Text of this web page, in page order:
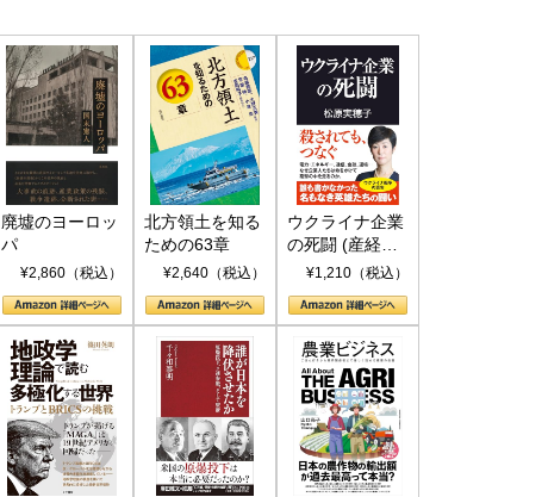
廃墟のヨーロッ
パ
¥2,860（税込）
北方領土を知る
ための63章
¥2,640（税込）
ウクライナ企業
の死闘 (産経セ
レクト S 039)
¥1,210（税込）